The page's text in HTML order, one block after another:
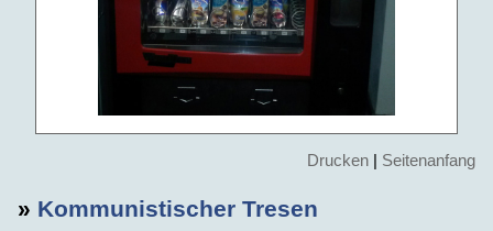
Drucken | Seitenanfang
» Kommunistischer Tresen